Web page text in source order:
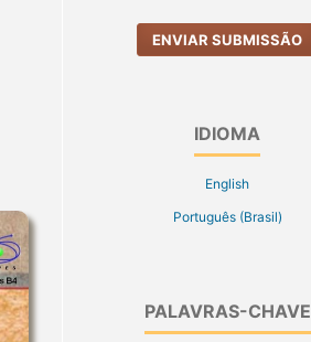
ENVIAR SUBMISSÃO
IDIOMA
English
Português (Brasil)
PALAVRAS-CHAVE